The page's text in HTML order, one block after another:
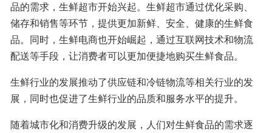
品的需求，生鲜超市开始兴起。生鲜超市通过优化采购、
储存和销售等环节，提供更加新鲜、安全、健康的生鲜食
品。同时，生鲜电商也开始崛起，通过互联网技术和物流
配送等手段，让消费者可以更加便捷地购买生鲜食品。
生鲜行业的发展推动了供应链和冷链物流等相关行业的发
展，同时也促进了生鲜行业的品质和服务水平的提升。
随着城市化和消费升级的发展，人们对生鲜食品的需求逐